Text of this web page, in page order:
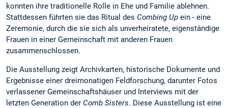
konnten ihre traditionelle Rolle in Ehe und Familie ablehnen.
Stattdessen führten sie das Ritual des Combing Up ein - eine
Zeremonie, durch die sie sich als unverheiratete, eigenständige
Frauen in einer Gemeinschaft mit anderen Frauen
zusammenschlossen.
Die Ausstellung zeigt Archivkarten, historische Dokumente und
Ergebnisse einer dreimonatigen Feldforschung, darunter Fotos
verlassener Gemeinschaftshäuser und Interviews mit der
letzten Generation der Comb Sisters. Diese Ausstellung ist eine